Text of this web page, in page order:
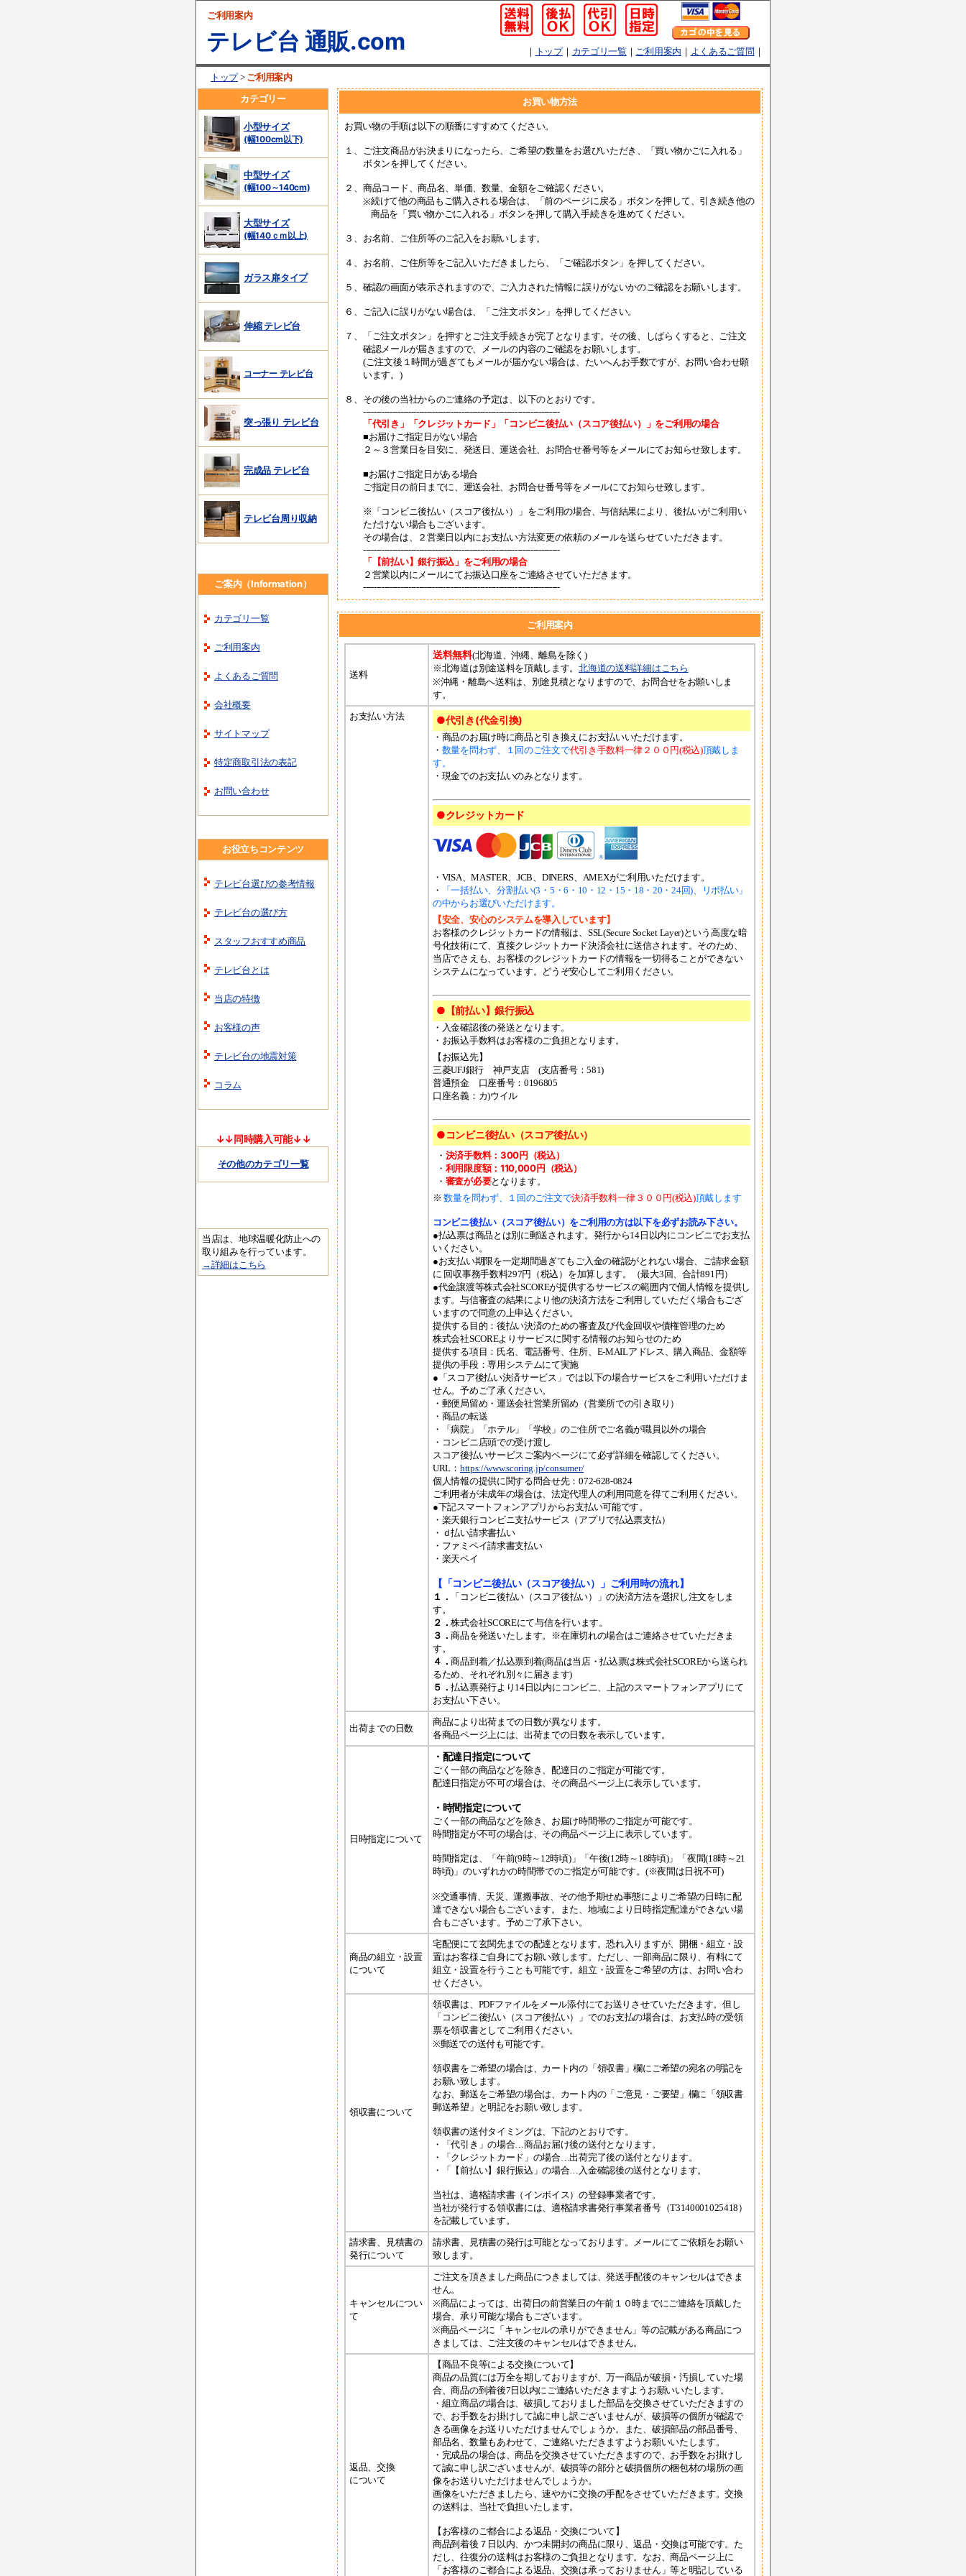
ご利用案内
テレビ台 通販.com ｜ トップ｜ カテゴリ一覧 ｜ ご利用案内 ｜ よくあるご質問 ｜
トップ> ご利用案内
カテゴリー
小型サイズ
(幅100cm以下)
中型サイズ
(幅100～140cm)
大型サイズ
(幅140ｃｍ以上)
ガラス扉タイプ
伸縮 テレビ台
コーナー テレビ台
突っ張り テレビ台
完成品 テレビ台
テレビ台周り収納
ご案内（Information）
カテゴリ一覧
ご利用案内
よくあるご質問
会社概要
サイトマップ
特定商取引法の表記
お問い合わせ
お役立ちコンテンツ
テレビ台選びの参考情報
テレビ台の選び方
スタッフおすすめ商品
テレビ台とは
当店の特徴
お客様の声
テレビ台の地震対策
コラム
↓↓同時購入可能↓↓
その他のカテゴリ一覧
当店は、地球温暖化防止への
取り組みを行っています。
→詳細はこちら
お買い物方法
お買い物の手順は以下の順番にすすめてください。
１、
ご注文商品がお決まりになったら、ご希望の数量をお選びいただき、「買い物かごに入れる」
ボタンを押してください。
２、 商品コード、商品名、単価、数量、金額をご確認ください。
※続けて他の商品もご購入される場合は、「前のページに戻る」ボタンを押して、引き続き他の
商品を「買い物かごに入れる」ボタンを押して購入手続きを進めてください。
３、 お名前、ご住所等のご記入をお願いします。
４、 お名前、ご住所等をご記入いただきましたら、「ご確認ボタン」を押してください。
５、 確認の画面が表示されますので、ご入力された情報に誤りがないかのご確認をお願いします。
６、 ご記入に誤りがない場合は、「ご注文ボタン」を押してください。
７、
「ご注文ボタン」を押すとご注文手続きが完了となります。その後、しばらくすると、ご注文
確認メールが届きますので、メールの内容のご確認をお願いします。
(ご注文後１時間が過ぎてもメールが届かない場合は、たいへんお手数ですが、お問い合わせ願
います。)
８、
その後の当社からのご連絡の予定は、以下のとおりです。
--------------------------------------------------------------------------
「代引き」「クレジットカード」「コンビニ後払い（スコア後払い）」をご利用の場合
■お届けご指定日がない場合
２～３営業日を目安に、発送日、運送会社、お問合せ番号等をメールにてお知らせ致します。
■お届けご指定日がある場合
ご指定日の前日までに、運送会社、お問合せ番号等をメールにてお知らせ致します。
※「コンビニ後払い（スコア後払い）」をご利用の場合、与信結果により、後払いがご利用い
ただけない場合もございます。
その場合は、２営業日以内にお支払い方法変更の依頼のメールを送らせていただきます。
--------------------------------------------------------------------------
「【前払い】銀行振込」をご利用の場合
２営業以内にメールにてお振込口座をご連絡させていただきます。
--------------------------------------------------------------------------
ご利用案内
送料
送料無料(北海道、沖縄、離島を除く)
※北海道は別途送料を頂戴します。北海道の送料詳細はこちら
※沖縄・離島へ送料は、別途見積となりますので、お問合せをお願いしま
す。
お支払い方法
●代引き(代金引換)
・商品のお届け時に商品と引き換えにお支払いいただけます。
・ 数量を問わず、１回のご注文で代引き手数料一律２００円(税込)頂戴しま
す。
・現金でのお支払いのみとなります。
●クレジットカード
・VISA、MASTER、JCB、DINERS、AMEXがご利用いただけます。
・
「一括払い、分割払い(3・5・6・10・12・15・18・20・24回)、リボ払い」
の中からお選びいただけます。
【安全、安心のシステムを導入しています】
お客様のクレジットカードの情報は、SSL(Secure Socket Layer)という高度な暗
号化技術にて、直接クレジットカード決済会社に送信されます。そのため、
当店でさえも、お客様のクレジットカードの情報を一切得ることができない
システムになっています。どうぞ安心してご利用ください。
●【前払い】銀行振込
・入金確認後の発送となります。
・お振込手数料はお客様のご負担となります。
【お振込先】
三菱UFJ銀行 神戸支店 (支店番号：581)
普通預金 口座番号：0196805
口座名義：カ)ウイル
●コンビニ後払い（スコア後払い）
・ 決済手数料：300円（税込）
・ 利用限度額：110,000円（税込）
・ 審査が必要となります。
※数量を問わず、１回のご注文で決済手数料一律３００円(税込)頂戴します
コンビニ後払い（スコア後払い）をご利用の方は以下を必ずお読み下さい。
●払込票は商品とは別に郵送されます。発行から14日以内にコンビニでお支払
いください。
●お支払い期限を一定期間過ぎてもご入金の確認がとれない場合、ご請求金額
に 回収事務手数料297円（税込）を加算します。（最大3回、合計891円）
●代金譲渡等株式会社SCOREが提供するサービスの範囲内で個人情報を提供し
ます。与信審査の結果により他の決済方法をご利用していただく場合もござ
いますので同意の上申込ください。
提供する目的：後払い決済のための審査及び代金回収や債権管理のため
株式会社SCOREよりサービスに関する情報のお知らせのため
提供する項目：氏名、電話番号、住所、E‐MAILアドレス、購入商品、金額等
提供の手段：専用システムにて実施
●「スコア後払い決済サービス」では以下の場合サービスをご利用いただけま
せん。予めご了承ください。
・郵便局留め・運送会社営業所留め（営業所での引き取り）
・商品の転送
・「病院」「ホテル」「学校」のご住所でご名義が職員以外の場合
・コンビニ店頭での受け渡し
スコア後払いサービスご案内ページにて必ず詳細を確認してください。
URL： https://www.scoring.jp/consumer/
個人情報の提供に関する問合せ先：072-628-0824
ご利用者が未成年の場合は、法定代理人の利用同意を得てご利用ください。
●下記スマートフォンアプリからお支払い可能です。
・楽天銀行コンビニ支払サービス（アプリで払込票支払）
・ｄ払い請求書払い
・ファミペイ請求書支払い
・楽天ペイ
【「コンビニ後払い（スコア後払い）」ご利用時の流れ】
１．
「コンビニ後払い（スコア後払い）」の決済方法を選択し注文をしま
す。
２．株式会社SCOREにて与信を行います。
３．商品を発送いたします。※在庫切れの場合はご連絡させていただきま
す。
４．商品到着／払込票到着(商品は当店・払込票は株式会社SCOREから送られ
るため、それぞれ別々に届きます)
５．払込票発行より14日以内にコンビニ、上記のスマートフォンアプリにて
お支払い下さい。
出荷までの日数
商品により出荷までの日数が異なります。
各商品ページ上には、出荷までの日数を表示しています。
日時指定について
・配達日指定について
ごく一部の商品などを除き、配達日のご指定が可能です。
配達日指定が不可の場合は、その商品ページ上に表示しています。
・時間指定について
ごく一部の商品などを除き、お届け時間帯のご指定が可能です。
時間指定が不可の場合は、その商品ページ上に表示しています。
時間指定は、「午前(9時～12時頃)」「午後(12時～18時頃)」「夜間(18時～21
時頃)」のいずれかの時間帯でのご指定が可能です。(※夜間は日祝不可)
※交通事情、天災、運搬事故、その他予期せぬ事態によりご希望の日時に配
達できない場合もございます。また、地域により日時指定配達ができない場
合もございます。予めご了承下さい。
商品の組立・設置
について
宅配便にて玄関先までの配達となります。恐れ入りますが、開梱・組立・設
置はお客様ご自身にてお願い致します。ただし、一部商品に限り、有料にて
組立・設置を行うことも可能です。組立・設置をご希望の方は、お問い合わ
せください。
領収書について
領収書は、PDFファイルをメール添付にてお送りさせていただきます。但し
「コンビニ後払い（スコア後払い）」でのお支払の場合は、お支払時の受領
票を領収書としてご利用ください。
※郵送での送付も可能です。
領収書をご希望の場合は、カート内の「領収書」欄にご希望の宛名の明記を
お願い致します。
なお、郵送をご希望の場合は、カート内の「ご意見・ご要望」欄に「領収書
郵送希望」と明記をお願い致します。
領収書の送付タイミングは、下記のとおりです。
・「代引き」の場合…商品お届け後の送付となります。
・「クレジットカード」の場合…出荷完了後の送付となります。
・「【前払い】銀行振込」の場合…入金確認後の送付となります。
当社は、適格請求書（インボイス）の登録事業者です。
当社が発行する領収書には、適格請求書発行事業者番号（T3140001025418）
を記載しています。
請求書、見積書の
発行について
請求書、見積書の発行は可能となっております。メールにてご依頼をお願い
致します。
キャンセルについ
て
ご注文を頂きました商品につきましては、発送手配後のキャンセルはできま
せん。
※商品によっては、出荷日の前営業日の午前１０時までにご連絡を頂戴した
場合、承り可能な場合もございます。
※商品ページに「キャンセルの承りができません」等の記載がある商品につ
きましては、ご注文後のキャンセルはできません。
返品、交換
について
【商品不良等による交換について】
商品の品質には万全を期しておりますが、万一商品が破損・汚損していた場
合、商品の到着後7日以内にご連絡いただきますようお願いいたします。
・組立商品の場合は、破損しておりました部品を交換させていただきますの
で、お手数をお掛けして誠に申し訳ございませんが、破損等の個所が確認で
きる画像をお送りいただけませんでしょうか。また、破損部品の部品番号、
部品名、数量もあわせて、ご連絡いただきますようお願いいたします。
・完成品の場合は、商品を交換させていただきますので、お手数をお掛けし
て誠に申し訳ございませんが、破損等の部分と破損個所の梱包材の場所の画
像をお送りいただけませんでしょうか。
画像をいただきましたら、速やかに交換の手配をさせていただきます。交換
の送料は、当社で負担いたします。
【お客様のご都合による返品・交換について】
商品到着後７日以内、かつ未開封の商品に限り、返品・交換は可能です。た
だし、往復分の送料はお客様のご負担となります。なお、商品ページ上に
「お客様のご都合による返品、交換は承っておりません」等と明記している